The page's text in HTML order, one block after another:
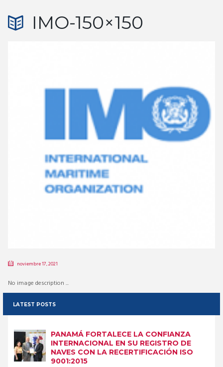
IMO-150×150
noviembre 17, 2021
No image description ...
LATEST POSTS
PANAMÁ FORTALECE LA CONFIANZA
INTERNACIONAL EN SU REGISTRO DE
NAVES CON LA RECERTIFICACIÓN ISO
9001:2015